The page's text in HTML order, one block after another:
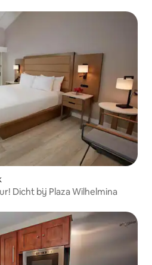
Dicht bij Plaza Wilhelmina